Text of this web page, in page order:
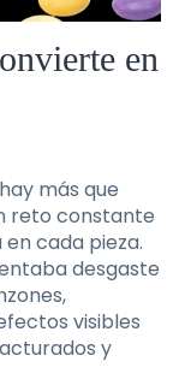
en
más que
reto constante
cada pieza.
desgaste
visibles
y